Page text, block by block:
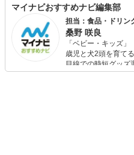
を学ぶ。食とライフ
稿するほか、取材、
トも行います。
マイナビおすすめナビ編集部
担当：食品・ドリン
桑野 咲良
「ベビー・キッズ
歳児と犬2頭を育て
目線での時短グッズ
食品選び、束の間の